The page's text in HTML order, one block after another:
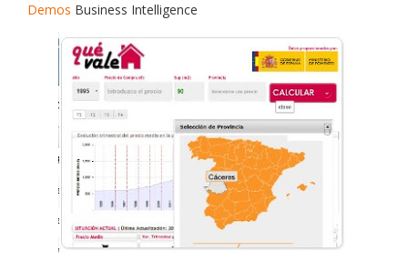
Demos Business Intelligence